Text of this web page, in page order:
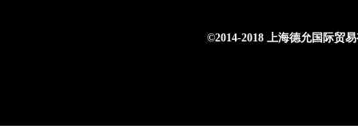
©2014-2018 上海德允国际贸